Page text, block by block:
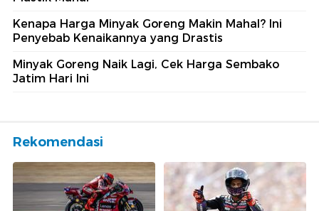
Kenapa Harga Minyak Goreng Makin Mahal? Ini
Penyebab Kenaikannya yang Drastis
Minyak Goreng Naik Lagi, Cek Harga Sembako
Jatim Hari Ini
Rekomendasi